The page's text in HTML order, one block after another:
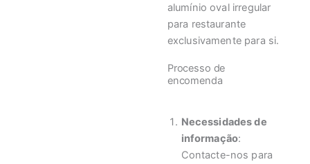
alumínio oval irregular
para restaurante
exclusivamente para si.
Processo de
encomenda
Necessidades de
informação:
Contacte-nos para